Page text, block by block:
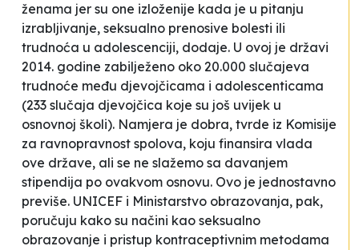
ženama jer su one izloženije kada je u pitanju
izrabljivanje, seksualno prenosive bolesti ili
trudnoća u adolescenciji, dodaje. U ovoj je državi
2014. godine zabilježeno oko 20.000 slučajeva
trudnoće među djevojčicama i adolescenticama
(233 slučaja djevojčica koje su još uvijek u
osnovnoj školi). Namjera je dobra, tvrde iz Komisije
za ravnopravnost spolova, koju finansira vlada
ove države, ali se ne slažemo sa davanjem
stipendija po ovakvom osnovu. Ovo je jednostavno
previše. UNICEF i Ministarstvo obrazovanja, pak,
poručuju kako su načini kao seksualno
obrazovanje i pristup kontraceptivnim metodama